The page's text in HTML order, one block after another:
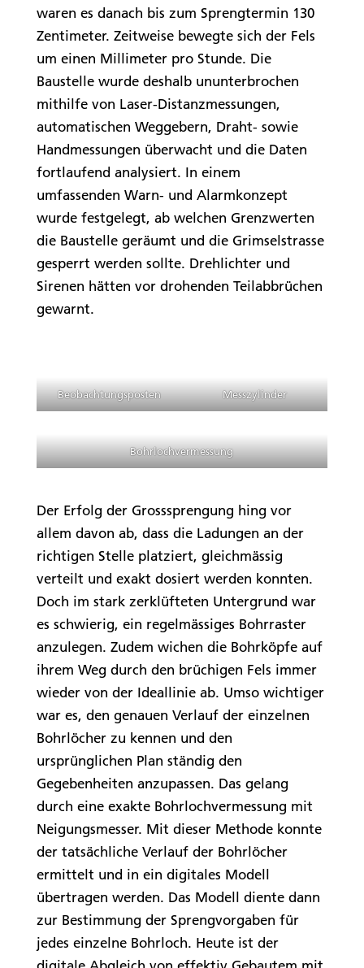
waren es danach bis zum Sprengtermin 130
Zentimeter. Zeitweise bewegte sich der Fels
um einen Millimeter pro Stunde. Die
Baustelle wurde deshalb ununterbrochen
mithilfe von Laser-Distanzmessungen,
automatischen Weggebern, Draht- sowie
Handmessungen überwacht und die Daten
fortlaufend analysiert. In einem
umfassenden Warn- und Alarmkonzept
wurde festgelegt, ab welchen Grenzwerten
die Baustelle geräumt und die Grimselstrasse
gesperrt werden sollte. Drehlichter und
Sirenen hätten vor drohenden Teilabbrüchen
gewarnt.
Beobachtungsposten Messzylinder
Bohrlochvermessung
Der Erfolg der Grosssprengung hing vor
allem davon ab, dass die Ladungen an der
richtigen Stelle platziert, gleichmässig
verteilt und exakt dosiert werden konnten.
Doch im stark zerklüfteten Untergrund war
es schwierig, ein regelmässiges Bohrraster
anzulegen. Zudem wichen die Bohrköpfe auf
ihrem Weg durch den brüchigen Fels immer
wieder von der Ideallinie ab. Umso wichtiger
war es, den genauen Verlauf der einzelnen
Bohrlöcher zu kennen und den
ursprünglichen Plan ständig den
Gegebenheiten anzupassen. Das gelang
durch eine exakte Bohrlochvermessung mit
Neigungsmesser. Mit dieser Methode konnte
der tatsächliche Verlauf der Bohrlöcher
ermittelt und in ein digitales Modell
übertragen werden. Das Modell diente dann
zur Bestimmung der Sprengvorgaben für
jedes einzelne Bohrloch. Heute ist der